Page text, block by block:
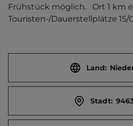
Frühstück möglich.   Ort 1 km
Touristen-/Dauerstellplätze 15/
Land:
Stadt: